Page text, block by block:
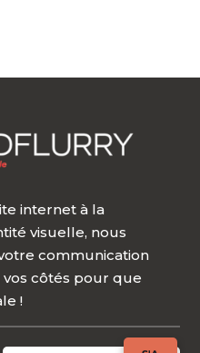
internet à la
visuelle, nous
communication
côtés pour que
!